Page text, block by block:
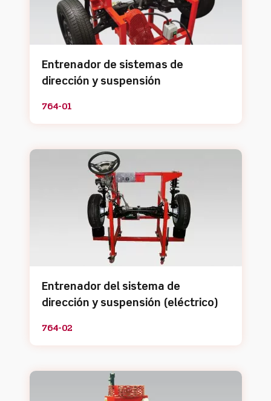
Entrenador de sistemas de
dirección y suspensión
764-01
Entrenador del sistema de
dirección y suspensión (eléctrico)
764-02